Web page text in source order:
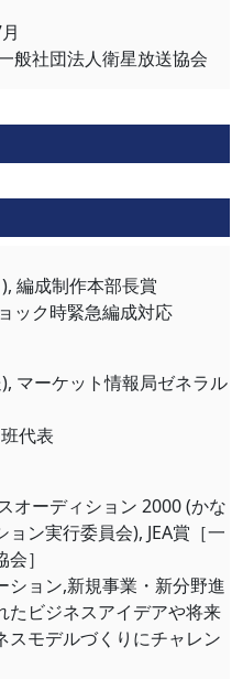
般社団法人衛星放送協会
編成制作本部長賞
ック時緊急編成対応
マーケット情報局ゼネラル
代表
オーディション 2000 (かな
ン実行委員会), JEA賞［一
］
ション,新規事業・新分野進
たビジネスアイデアや将来
スモデルづくりにチャレン